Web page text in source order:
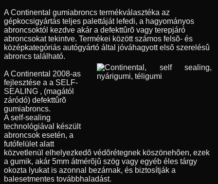
A Continental gumiabroncs termékválasztéka az
gépkocsigyártás teljes palettáját lefedi, a hagyományos
abroncsoktól kezdve akár a defekttûrõ vagy terepjáró
abroncsokat tekintve. Termékei között számos felsõ- és
középkategóriás autógyártó által jóváhagyott elsõ szerelésû
abroncs található.
A Continental 2008-as
fejlesztése a a SELF-
SEALING , (magától
záródó) defekttûrõ
gumiabroncs.
A self-sealing
technológiával készült
abroncsok esetén, a
futófelület alatt
közvetlenül elhelyezkedõ védõrétegnek köszönehõen, ezek
a gumik, akár 5mm átmérõjû szög vagy egyéb éles tárgy
okozta lyukat is azonnal bezárnak, és biztosítják a
balesetmentes továbbhaladást.